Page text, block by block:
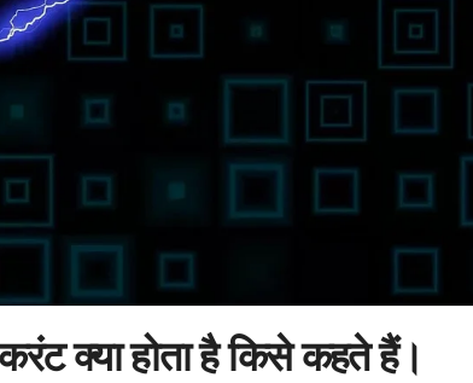
होता है किसे कहते हैं।